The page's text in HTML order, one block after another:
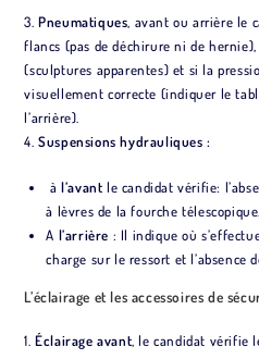
3.Pneumatiques, avant ou arrière le
flancs (pas de déchirure ni de
(sculptures apparentes) et si la
visuellement correcte (indiquer le
l’arrière).
4.Suspensions hydrauliques :
àl’avant le candidat vérifie:
à lèvres de la fourche télescopique.
A l’arrière : Il indique où
charge sur le ressort et l’absence
L’éclairage et les accessoires de
1.Éclairage avant, le candidat vérifie